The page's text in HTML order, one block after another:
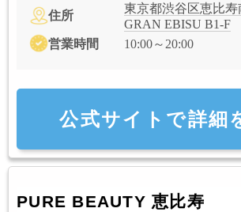
住所
東京都渋谷区恵比寿
GRAN EBISU B1-F
営業時間
10:00～20:00
公式サイトで詳細
PURE BEAUTY 恵比寿